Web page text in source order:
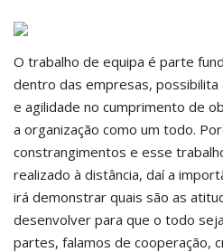
O trabalho de equipa é parte
dentro das empresas,
e agilidade no cumprimento de
a organização como um todo.
constrangimentos e esse
realizado à distância, daí a
irá demonstrar quais são as
desenvolver para que o todo
partes, falamos de cooperação,